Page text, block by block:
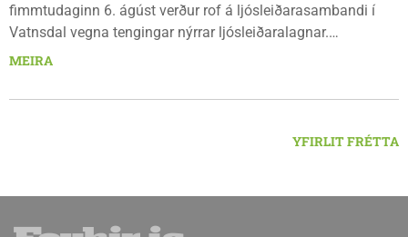
fimmtudaginn 6. ágúst verður rof á ljósleiðarasambandi í
Vatnsdal vegna tengingar nýrrar ljósleiðaralagnar.
Ljósleiðarasambandið verður rofið á morgun fimmtudag
MEIRA
YFIRLIT FRÉTTA